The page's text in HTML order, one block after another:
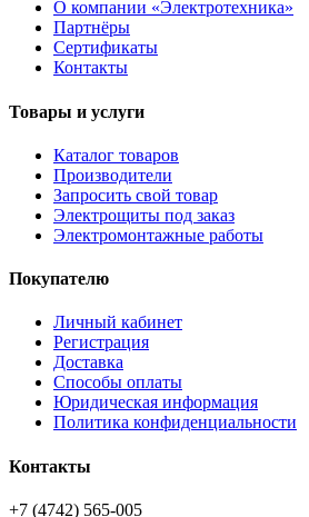
О компании «Электротехника»
Партнёры
Сертификаты
Контакты
Товары и услуги
Каталог товаров
Производители
Запросить свой товар
Электрощиты под заказ
Электромонтажные работы
Покупателю
Личный кабинет
Регистрация
Доставка
Способы оплаты
Юридическая информация
Политика конфиденциальности
Контакты
+7 (4742) 565-005